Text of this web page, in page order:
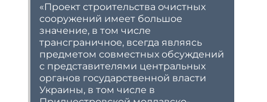
«Проект строительства очистных
сооружений имеет большое
значение, в том числе
трансграничное, всегда являясь
предметом совместных обсуждений
с представителями центральных
органов государственной власти
Украины, в том числе в